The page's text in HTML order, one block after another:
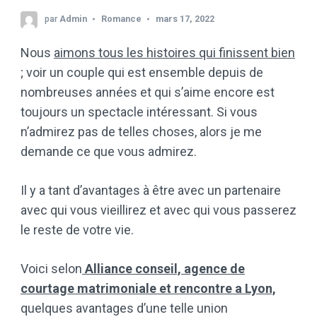
par Admin Romance mars 17, 2022
Nous aimons tous les histoires qui finissent bien
; voir un couple qui est ensemble depuis de
nombreuses années et qui s’aime encore est
toujours un spectacle intéressant. Si vous
n’admirez pas de telles choses, alors je me
demande ce que vous admirez.
Il y a tant d’avantages à être avec un partenaire
avec qui vous vieillirez et avec qui vous passerez
le reste de votre vie.
Voici selon Alliance conseil, agence de
courtage matrimoniale et rencontre a Lyon,
quelques avantages d’une telle union